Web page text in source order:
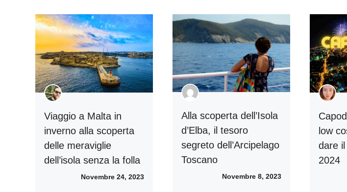
Viaggio a Malta in
inverno alla scoperta
delle meraviglie
dell’isola senza la folla
Novembre 24, 2023
Alla scoperta dell’Isola
d’Elba, il tesoro
segreto dell’Arcipelago
Toscano
Novembre 8, 2023
low
dare
2024